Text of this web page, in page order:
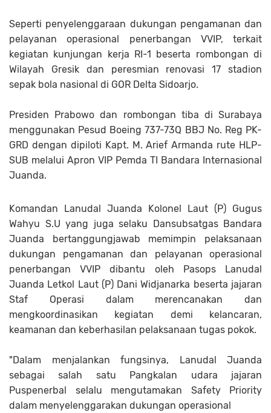
Seperti penyelenggaraan dukungan pengamanan dan
pelayanan operasional penerbangan VVIP, terkait
kegiatan kunjungan kerja RI-1 beserta rombongan di
Wilayah Gresik dan peresmian renovasi 17 stadion
sepak bola nasional di GOR Delta Sidoarjo.
Presiden Prabowo dan rombongan tiba di Surabaya
menggunakan Pesud Boeing 737-73Q BBJ No. Reg PK-
GRD dengan dipiloti Kapt. M. Arief Armanda rute HLP-
SUB melalui Apron VIP Pemda TI Bandara Internasional
Juanda.
Komandan Lanudal Juanda Kolonel Laut (P) Gugus
Wahyu S.U yang juga selaku Dansubsatgas Bandara
Juanda bertanggungjawab memimpin pelaksanaan
dukungan pengamanan dan pelayanan operasional
penerbangan VVIP dibantu oleh Pasops Lanudal
Juanda Letkol Laut (P) Dani Widjanarka beserta jajaran
Staf Operasi dalam merencanakan dan
mengkoordinasikan kegiatan demi kelancaran,
keamanan dan keberhasilan pelaksanaan tugas pokok.
"Dalam menjalankan fungsinya, Lanudal Juanda
sebagai salah satu Pangkalan udara jajaran
Puspenerbal selalu mengutamakan Safety Priority
dalam menyelenggarakan dukungan operasional